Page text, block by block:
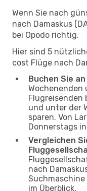
Wenn Sie nach
nach Damaskus
bei Opodo richtig.
Hier sind 5
cost Flüge nach
Buchen Sie
Wochenenden
Flugreisenden
und unter der
sparen. Von
Donnerstags
Vergleichen
nach
im Überblick.